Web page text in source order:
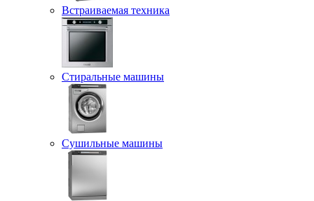
Встраиваемая техника
Стиральные машины
Сушильные машины